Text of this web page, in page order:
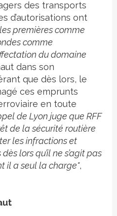
des transports
d’autorisations ont
premières comme
comme
du domaine
dans son
que dès lors, le
ces emprunts
en toute
de Lyon juge que RFF
de la sécurité routière
les infractions et
lors qu’il ne s’agit pas
il a seul la charge",